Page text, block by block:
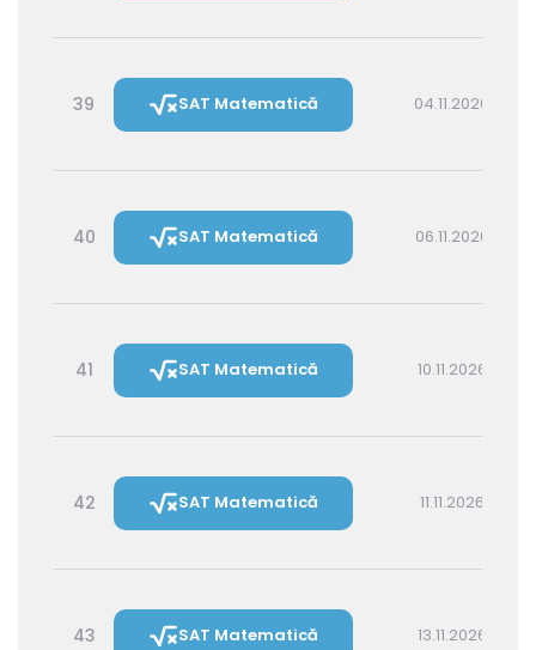
39 SAT Matematică 04.11.2026 14:30
40 SAT Matematică 06.11.2026 16:00
41 SAT Matematică 10.11.2026 16:00
42 SAT Matematică 11.11.2026 14:30
43 SAT Matematică 13.11.2026 16:00